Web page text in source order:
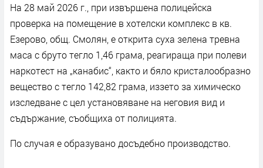
На 28 май 2026 г., при извършена полицейска
проверка на помещение в хотелски комплекс в кв.
Езерово, общ. Смолян, е открита суха зелена тревна
маса с бруто тегло 1,46 грама, реагираща при полеви
наркотест на „канабис“, както и бяло кристалообразно
вещество с тегло 142,82 грама, иззето за химическо
изследване с цел установяване на неговия вид и
съдържание, съобщиха от полицията.
По случая е образувано досъдебно производство.